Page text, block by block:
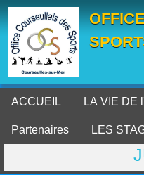
ACCUEIL LA VIE DE
Partenaires LES
Panneau de gestion des